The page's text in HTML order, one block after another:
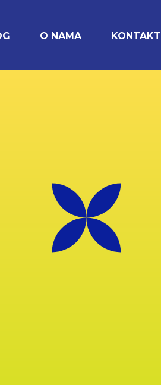
O NAMA KONTAKT